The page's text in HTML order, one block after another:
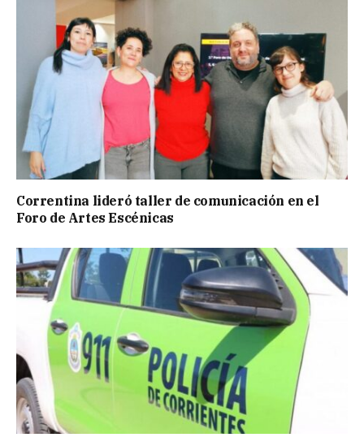
Correntina lideró taller de comunicación en el
Foro de Artes Escénicas